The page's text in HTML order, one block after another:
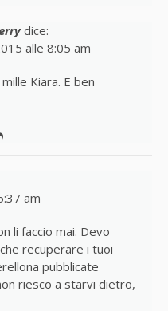
dice:
alle 8:05 am
Kiara. E ben
am
li faccio mai. Devo
recuperare i tuoi
pubblicate
riesco a starvi dietro,